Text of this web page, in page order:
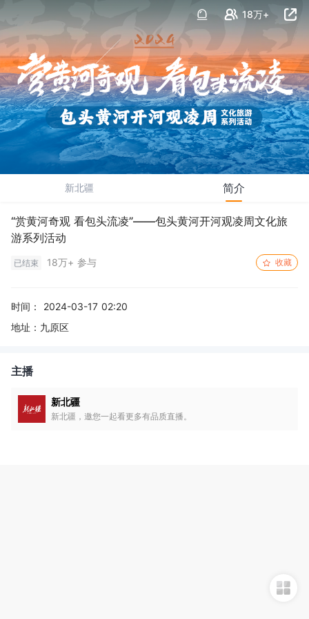
18万+
新北疆 简介
“赏黄河奇观 看包头流凌”——包头黄河开河观凌周文化旅
游系列活动
已结束 18万+ 参与 收藏
时间：
2024-03-17 02:20
地址： 九原区
主播
新北疆
新北疆，邀您一起看更多有品质直播。